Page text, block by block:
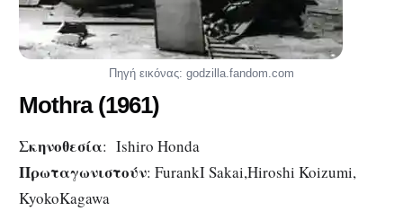
Πηγή εικόνας: godzilla.fandom.com
Mothra(1961)
Σκηνοθεσία: Ishiro Honda
Πρωταγωνιστούν: FurankI Sakai,Hiroshi Koizumi,
KyokoKagawa